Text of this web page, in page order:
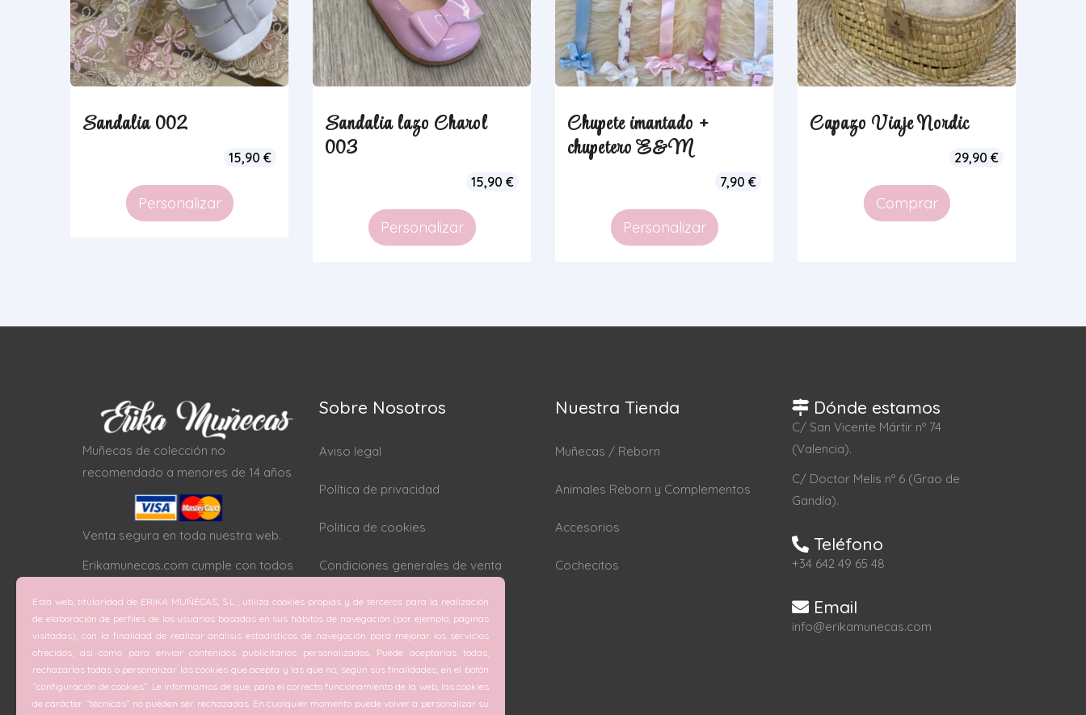
Sandalia 002
15,90 €
Personalizar
Sandalia lazo Charol
003
15,90 €
Personalizar
Chupete imantado +
chupetero E&M
7,90 €
Personalizar
Capazo Viaje Nordic
29,90 €
Comprar
Muñecas de colección no
recomendado a menores de 14 años
Venta segura en toda nuestra web.
Erikamunecas.com cumple con todos
Sobre Nosotros
Aviso legal
Política de privacidad
Politica de cookies
Condiciones generales de venta
Configurar cookies
Nuestra Tienda
Muñecas / Reborn
Animales Reborn y Complementos
Accesorios
Cochecitos
Dónde estamos
C/ San Vicente Mártir nº 74
(Valencia).
C/ Doctor Melis nº 6 (Grao de
Gandía).
Teléfono
+34 642 49 65 48
Email
info@erikamunecas.com
Esta web, titularidad de ERIKA MUÑECAS, S.L , utiliza cookies propias y de terceros para la realización
de elaboración de perfiles de los usuarios basadas en sus hábitos de navegación (por ejemplo, páginas
visitadas), con la finalidad de realizar análisis estadísticos de navegación para mejorar los servicios
ofrecidos, así como para enviar contenidos publicitarios personalizados. Puede aceptarlas todas,
rechazarlas todas o personalizar las cookies que acepta y las que no, según sus finalidades, en el botón
“configuración de cookies”. Le informamos de que, para el correcto funcionamiento de la web, las cookies
de carácter “técnicas” no pueden ser rechazadas. En cualquier momento puede volver a personalizar su